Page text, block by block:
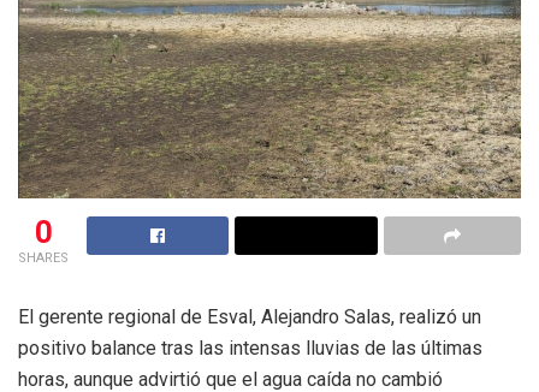
0
SHARES
El gerente regional de Esval, Alejandro Salas, realizó un
positivo balance tras las intensas lluvias de las últimas
horas, aunque advirtió que el agua caída no cambió